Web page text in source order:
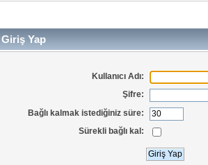
Giriş Yap
Kullanıcı Adı:
Şifre:
Bağlı kalmak istediğiniz süre:
Sürekli bağlı kal: